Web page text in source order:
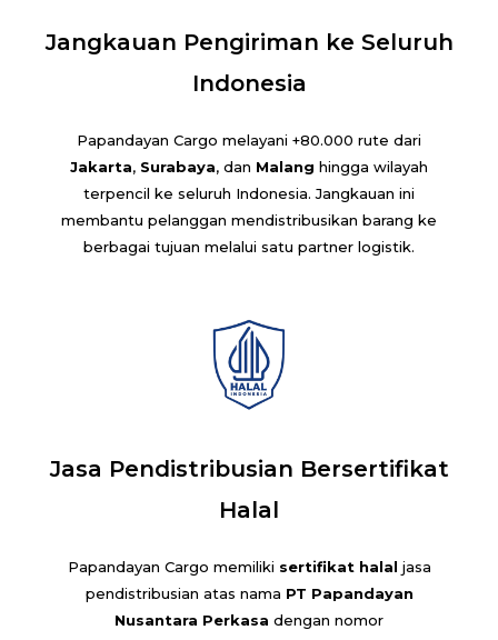
Jangkauan Pengiriman ke Seluruh
Indonesia
Papandayan Cargo melayani +80.000 rute dari
Jakarta, Surabaya, dan Malang hingga wilayah
terpencil ke seluruh Indonesia. Jangkauan ini
membantu pelanggan mendistribusikan barang ke
berbagai tujuan melalui satu partner logistik.
Jasa Pendistribusian Bersertifikat
Halal
Papandayan Cargo memiliki sertifikat halal jasa
pendistribusian atas nama PT Papandayan
Nusantara Perkasa dengan nomor